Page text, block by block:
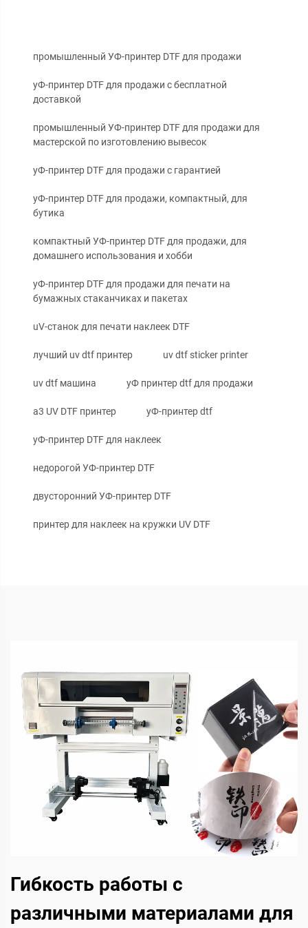
промышленный УФ-принтер DTF для продажи
уФ-принтер DTF для продажи с бесплатной
доставкой
промышленный УФ-принтер DTF для продажи для
мастерской по изготовлению вывесок
уФ-принтер DTF для продажи с гарантией
уФ-принтер DTF для продажи, компактный, для
бутика
компактный УФ-принтер DTF для продажи, для
домашнего использования и хобби
уФ-принтер DTF для продажи для печати на
бумажных стаканчиках и пакетах
uV-станок для печати наклеек DTF
лучший uv dtf принтер uv dtf sticker printer
uv dtf машина уФ принтер dtf для продажи
a3 UV DTF принтер уФ-принтер dtf
уФ-принтер DTF для наклеек
недорогой УФ-принтер DTF
двусторонний УФ-принтер DTF
принтер для наклеек на кружки UV DTF
Гибкость работы с
различными материалами для